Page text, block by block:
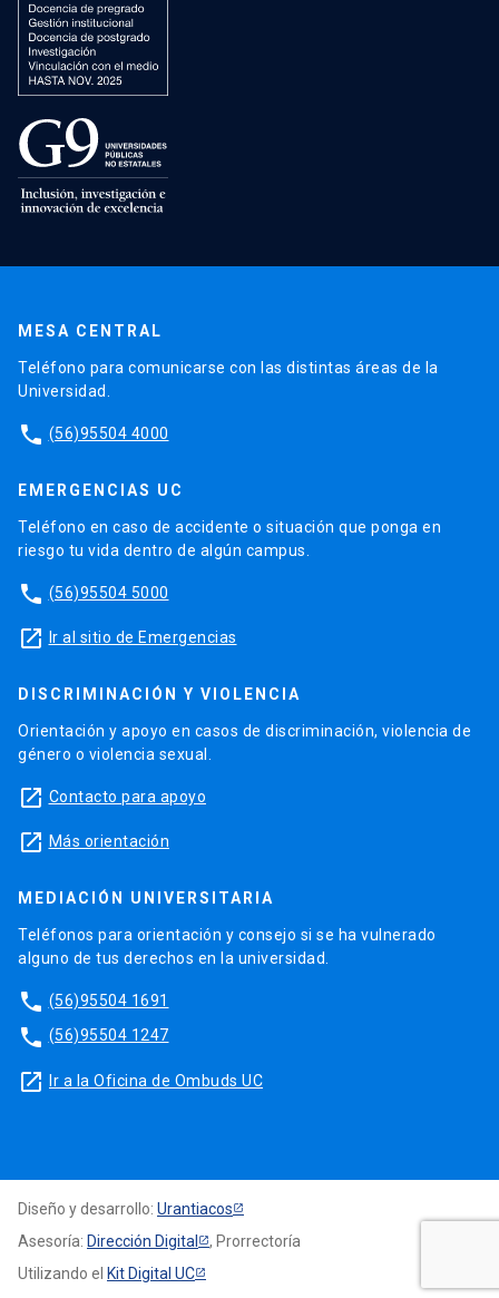
MESA CENTRAL
Teléfono para comunicarse con las distintas áreas de la
Universidad.
phone (56)95504 4000
EMERGENCIAS UC
Teléfono en caso de accidente o situación que ponga en
riesgo tu vida dentro de algún campus.
phone (56)95504 5000
launch Ir al sitio de Emergencias
DISCRIMINACIÓN Y VIOLENCIA
Orientación y apoyo en casos de discriminación, violencia de
género o violencia sexual.
launch Contacto para apoyo
launch Más orientación
MEDIACIÓN UNIVERSITARIA
Teléfonos para orientación y consejo si se ha vulnerado
alguno de tus derechos en la universidad.
phone (56)95504 1691
phone (56)95504 1247
launch Ir a la Oficina de Ombuds UC
Diseño y desarrollo: Urantiacos
Asesoría: Dirección Digital
, Prorrectoría
Utilizando el Kit Digital UC